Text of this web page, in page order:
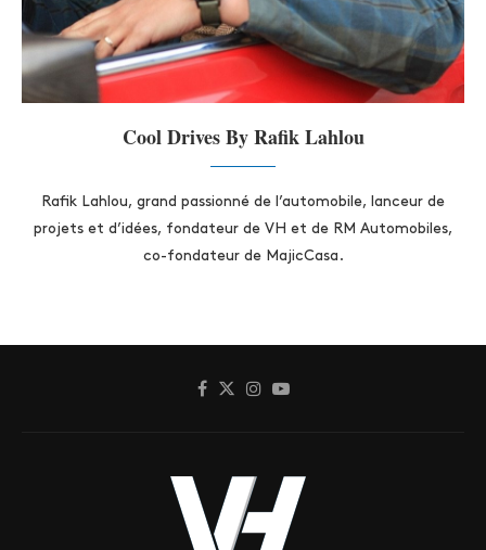
Cool Drives By Rafik Lahlou
Rafik Lahlou, grand passionné de l’automobile, lanceur de
projets et d’idées, fondateur de VH et de RM Automobiles,
co-fondateur de MajicCasa.